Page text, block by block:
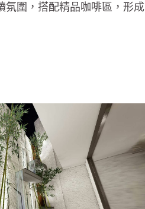
氛圍，搭配精品咖啡區，形成